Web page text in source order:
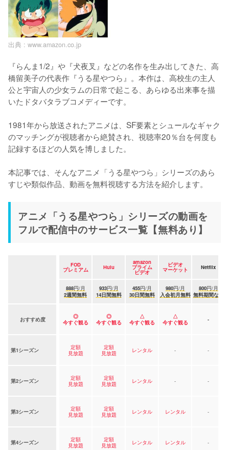
出典 : www.amazon.co.jp
『らんま1/2』や『犬夜叉』などの名作を生み出してきた、高
橋留美子の代表作『うる星やつら』。本作は、高校生の主人
公と宇宙人の少女ラムの日常で起こる、あらゆる出来事を描
いたドタバタラブコメディーです。
1981年から放送されたアニメは、SF要素とシュールなギャク
のマッチングが視聴者から絶賛され、視聴率20％台を何度も
記録するほどの人気を博しました。
本記事では、そんなアニメ「うる星やつら」シリーズのあら
すじや類似作品、動画を無料視聴する方法を紹介します。
アニメ「うる星やつら」シリーズの動画を
フルで配信中のサービス一覧【無料あり】
FOD
プレミアム Hulu
amazon
プライム
ビデオ
ビデオ
マーケット Netflix
888円/月
2週間無料
933円/月
14日間無料
455円/月
30日間無料
980円/月
入会初月無料
800円/月
無料期間なし
おすすめ度
◎
今すぐ観る
◎
今すぐ観る
△
今すぐ観る
△
今すぐ観る
-
第1シーズン
定額
見放題
定額
見放題
レンタル - -
第2シーズン
定額
見放題
定額
見放題
レンタル - -
第3シーズン
定額
見放題
定額
見放題
レンタル レンタル -
第4シーズン
定額
見放題
定額
見放題
レンタル レンタル -